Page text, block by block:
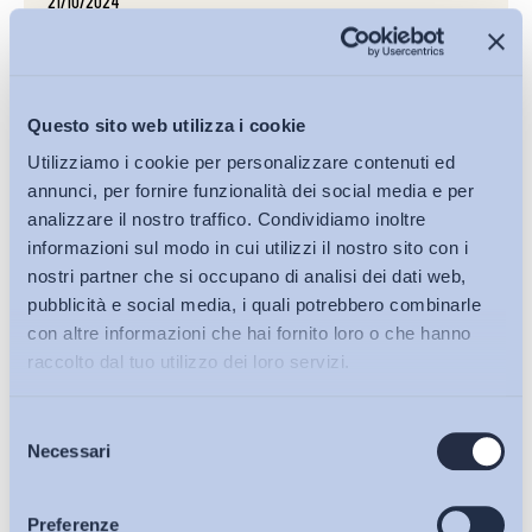
Questo sito web utilizza i cookie
Utilizziamo i cookie per personalizzare contenuti ed
annunci, per fornire funzionalità dei social media e per
analizzare il nostro traffico. Condividiamo inoltre
informazioni sul modo in cui utilizzi il nostro sito con i
nostri partner che si occupano di analisi dei dati web,
pubblicità e social media, i quali potrebbero combinarle
con altre informazioni che hai fornito loro o che hanno
raccolto dal tuo utilizzo dei loro servizi.
delNecessari
Preferenze
Bollettini ADAPT
Articoli
Il ritorno del lavoro agile come misura emergenziale? Il
LINK
18/10/2024
Periodo di prova: alcune riflessioni sul DDL Lavoro
Politiche del lavoro e Incentivi
Lavoratori su piattaforma: il Consiglio ha formalmente